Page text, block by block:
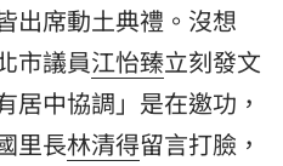
出席動土典禮。沒想
市議員江怡臻立刻發文
居中協調」是在邀功，
里長林清得留言打臉，